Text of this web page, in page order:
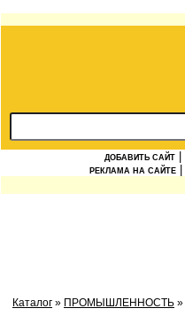
ДОБАВИТЬ САЙТ
РЕКЛАМА НА САЙТЕ
Каталог » ПРОМЫШЛЕННОСТЬ »